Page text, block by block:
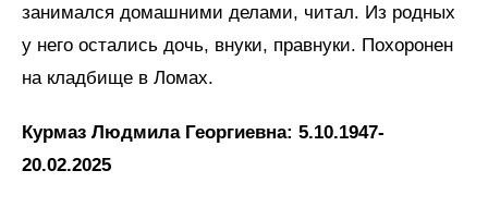
занимался домашними делами, читал. Из родных
у него остались дочь, внуки, правнуки. Похоронен
на кладбище в Ломах.
Курмаз Людмила Георгиевна: 5.10.1947-
20.02.2025